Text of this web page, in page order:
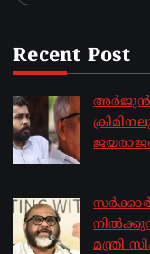
Recent Post
അർജുൻ
മന്ത്രി